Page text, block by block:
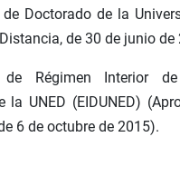
de Doctorado de la
de 30 de junio de
de Régimen Interior
la UNED (EIDUNED)
6 de octubre de 2015).